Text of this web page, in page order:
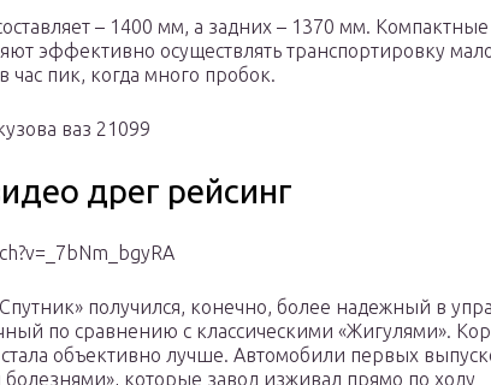
– 1400 мм, а задних – 1370 мм.
эффективно осуществлять транспортировку
час пик, когда много пробок.
ваз 21099
дрег рейсинг
получился, конечно, более надежный в
по сравнению с классическими «Жигулями».
стала объективно лучше. Автомобили первых
болезнями», которые завод изживал прямо по ходу